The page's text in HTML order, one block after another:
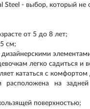
- выбор, который
от 5 до 8 лет;
см;
легко садиться и
кататься с комфортом
расположена на
поверхностью;